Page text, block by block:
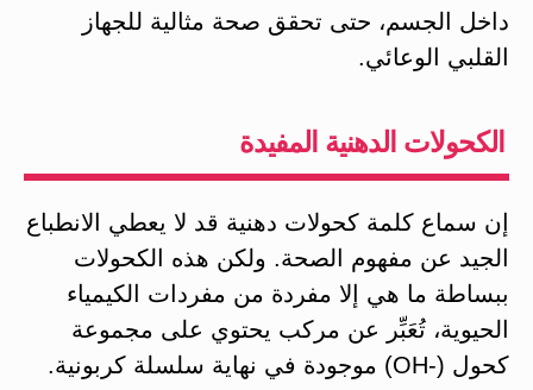
داخل الجسم، حتى تحقق صحة مثالية للجهاز
القلبي الوعائي.
الكحولات الدهنية المفيدة
إن سماع كلمة كحولات دهنية قد لا يعطي الانطباع
الجيد عن مفهوم الصحة. ولكن هذه الكحولات
ببساطة ما هي إلا مفردة من مفردات الكيمياء
الحيوية، تُعَبِّر عن مركب يحتوي على مجموعة
كحول (-OH) موجودة في نهاية سلسلة كربونية.